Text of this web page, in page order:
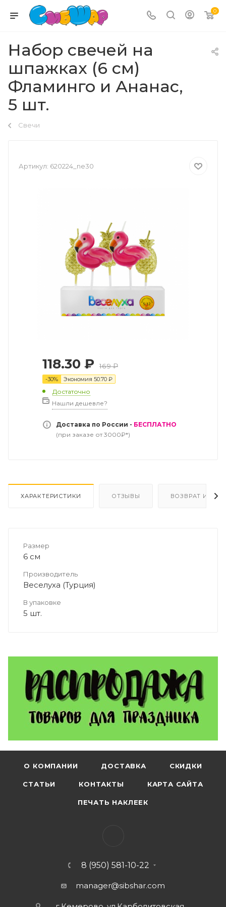
0
Набор свечей на
шпажках (6 см)
Фламинго и Ананас,
5 шт.
Свечи
Артикул: 620224_ne30
118.30 ₽ 169₽
-30% Экономия 50.70 ₽
Достаточно
Нашли дешевле?
Доставка по России - БЕСПЛАТНО
(при заказе от 3000₽*)
ХАРАКТЕРИСТИКИ ОТЗЫВЫ ВОЗВРАТ И
Размер
6 см
Производитель
Веселуха (Турция)
В упаковке
5 шт.
О КОМПАНИИ ДОСТАВКА СКИДКИ
СТАТЬИ КОНТАКТЫ КАРТА САЙТА
ПЕЧАТЬ НАКЛЕЕК
8 (950) 581-10-22
manager@sibshar.com